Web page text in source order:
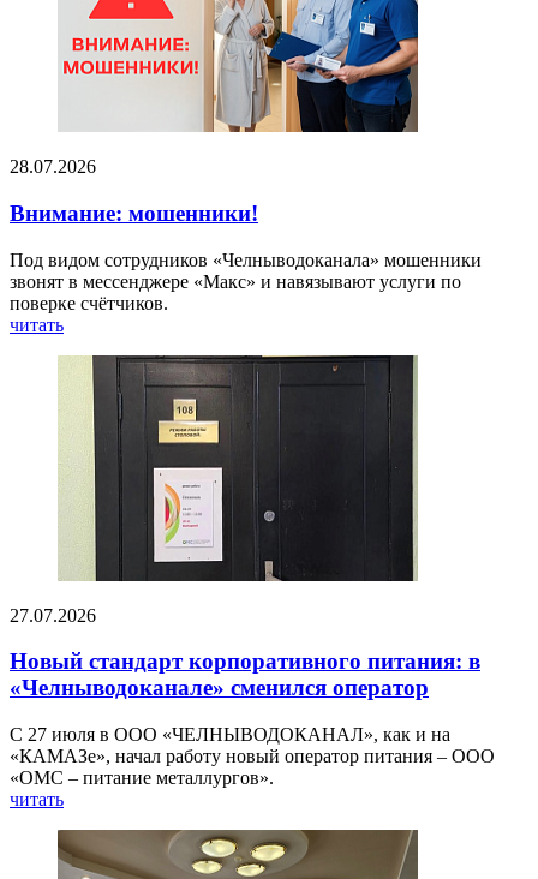
28.07.2026
Внимание: мошенники!
Под видом сотрудников «Челныводоканала» мошенники
звонят в мессенджере «Макс» и навязывают услуги по
поверке счётчиков.
читать
27.07.2026
Новый стандарт корпоративного питания: в
«Челныводоканале» сменился оператор
С 27 июля в ООО «ЧЕЛНЫВОДОКАНАЛ», как и на
«КАМАЗе», начал работу новый оператор питания – ООО
«ОМС – питание металлургов».
читать